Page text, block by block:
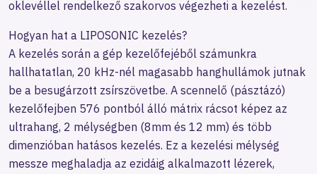
oklevéllel rendelkező szakorvos végezheti a kezelést.
Hogyan hat a LIPOSONIC kezelés?
A kezelés során a gép kezelőfejéből számunkra
hallhatatlan, 20 kHz-nél magasabb hanghullámok jutnak
be a besugárzott zsírszövetbe. A scennelő (pásztázó)
kezelőfejben 576 pontból álló mátrix rácsot képez az
ultrahang, 2 mélységben (8mm és 12 mm) és több
dimenzióban hatásos kezelés. Ez a kezelési mélység
messze meghaladja az ezidáig alkalmazott lézerek,